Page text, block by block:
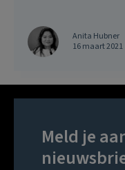
Anita Hubner
16 maart 2021
Meld je